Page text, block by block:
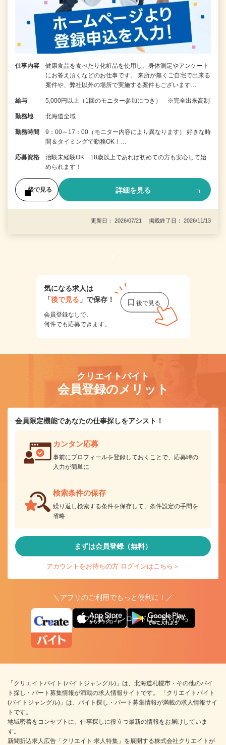
仕事内容
健康食品を食べたり化粧品を使用し、身体測定やアンケート
にお答え頂くなどのお仕事です。 来所が無くご自宅で出来る
案件や、弊社以外の場所で実施する案件もございます…
給与 5,000円以上（1回のモニター参加につき） ※完全出来高制
勤務地 北海道全域
勤務時間
9：00～17：00（モニター内容により異なります） 好きな時
間＆タイミングで勤務OK！…
応募資格
治験未経験OK 18歳以上であれば初めての方も安心して始
められます！
後で見る 詳細を見る
更新日： 2026/07/21 掲載終了日： 2026/11/13
1
気になる求人は
「後で見る 」で保存！
会員登録なしで、
何件でも応募できます。
クリエイトバイト
会員登録のメリット
会員限定機能であなたの仕事探しをアシスト！
カンタン応募
事前にプロフィールを登録しておくことで、応募時の
入力が簡単に
検索条件の保存
繰り返し検索する条件を保存して、条件設定の手間を
省略
まずは会員登録（無料）
アカウントをお持ちの方 ログインはこちら＞
＼アプリのご利用でもっと便利に！／
アプリ版ダウンロードはこちらから
「クリエイトバイト (バイトジャングル)」は、北海道札幌市・その他のバイ
ト探し・パート募集情報が満載の求人情報サイトです。 「クリエイトバイト
(バイトジャングル)」は、バイト探し・パート募集情報が満載の求人情報サイ
トです。
地域密着をコンセプトに、仕事探しに役立つ最新の情報をお届けしていま
す。
新聞折込求人広告「クリエイト 求人特集」を展開する株式会社クリエイトが